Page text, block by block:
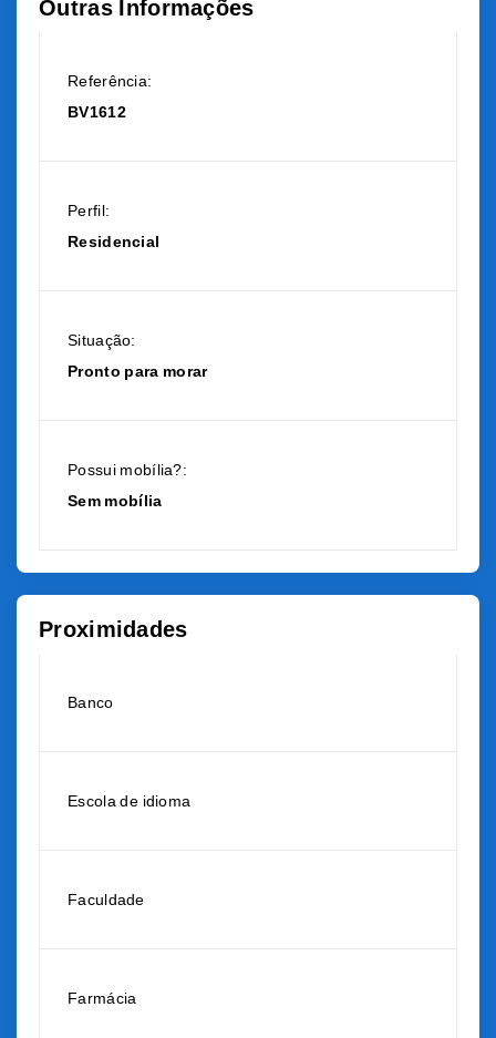
Outras Informações
Referência:
BV1612
Perfil:
Residencial
Situação:
Pronto para morar
Possui mobília?:
Sem mobília
Proximidades
Banco
Escola de idioma
Faculdade
Farmácia